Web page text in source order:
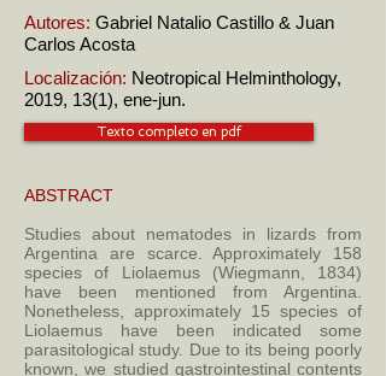
Autores: Gabriel Natalio Castillo & Juan
Carlos Acosta
Localización: Neotropical Helminthology,
2019, 13(1), ene-jun.
Texto completo en pdf
ABSTRACT
Studies about nematodes in lizards from
Argentina are scarce. Approximately 158
species of Liolaemus (Wiegmann, 1834)
have been mentioned from Argentina.
Nonetheless, approximately 15 species of
Liolaemus have been indicated some
parasitological study. Due to its being poorly
known, we studied gastrointestinal contents